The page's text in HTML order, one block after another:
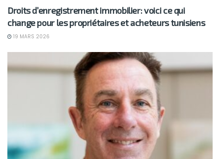
Droits d’enregistrement immobilier: voici ce qui
change pour les propriétaires et acheteurs tunisiens
19 MARS 2026